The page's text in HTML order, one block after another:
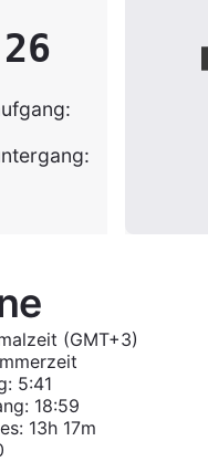
:
:
(GMT+3)
: 5:41
: 18:59
: 13h 17m